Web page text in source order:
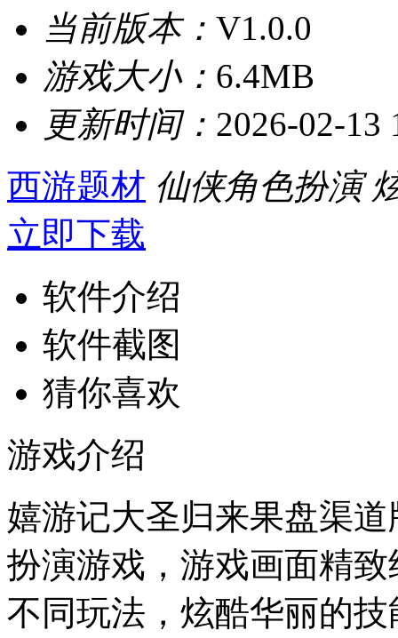
当前版本： V1.0.0
游戏大小： 6.4MB
更新时间： 2026-02-13
西游题材 仙侠角色扮演
立即下载
软件介绍
软件截图
猜你喜欢
游戏介绍
嬉游记大圣归来果盘渠
扮演游戏，游戏画面精
不同玩法，炫酷华丽的